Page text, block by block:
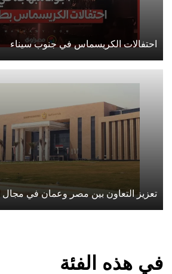
احتفالات الكريسماس في جنوب سيناء
تعزيز التعاون بين مصر وعمان في مجال
في هذه الفئة